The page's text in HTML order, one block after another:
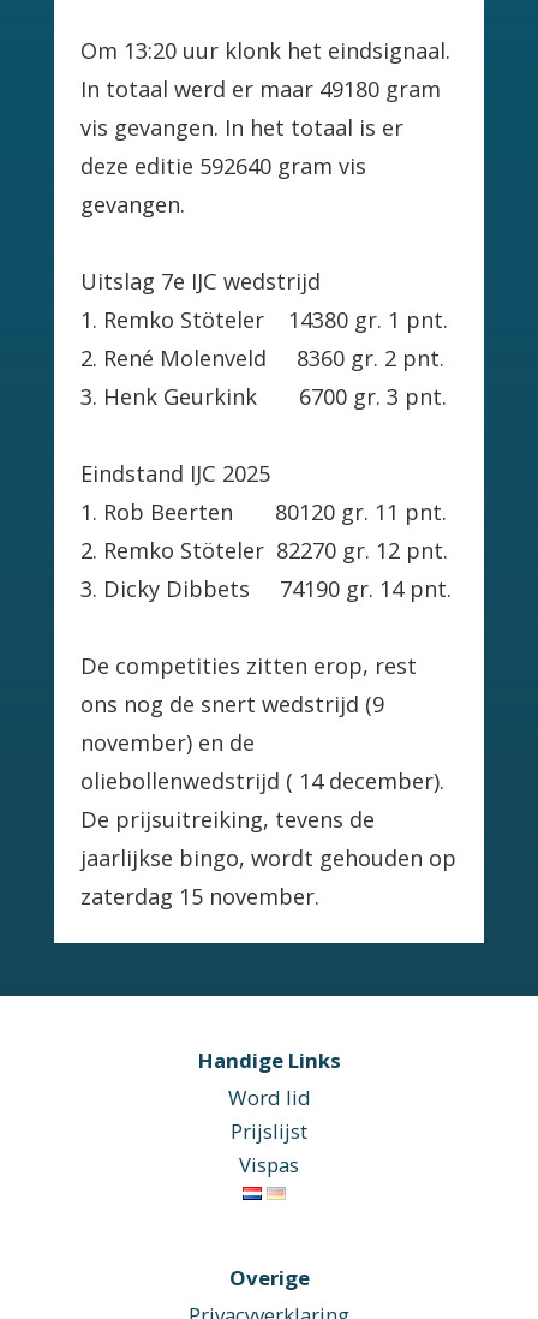
Om 13:20 uur klonk het eindsignaal.
In totaal werd er maar 49180 gram
vis gevangen. In het totaal is er
deze editie 592640 gram vis
gevangen.
Uitslag 7e IJC wedstrijd
1. Remko Stöteler 14380 gr. 1 pnt.
2. René Molenveld 8360 gr. 2 pnt.
3. Henk Geurkink 6700 gr. 3 pnt.
Eindstand IJC 2025
1. Rob Beerten 80120 gr. 11 pnt.
2. Remko Stöteler 82270 gr. 12 pnt.
3. Dicky Dibbets 74190 gr. 14 pnt.
De competities zitten erop, rest
ons nog de snert wedstrijd (9
november) en de
oliebollenwedstrijd ( 14 december).
De prijsuitreiking, tevens de
jaarlijkse bingo, wordt gehouden op
zaterdag 15 november.
Handige Links
Word lid
Prijslijst
Vispas
Overige